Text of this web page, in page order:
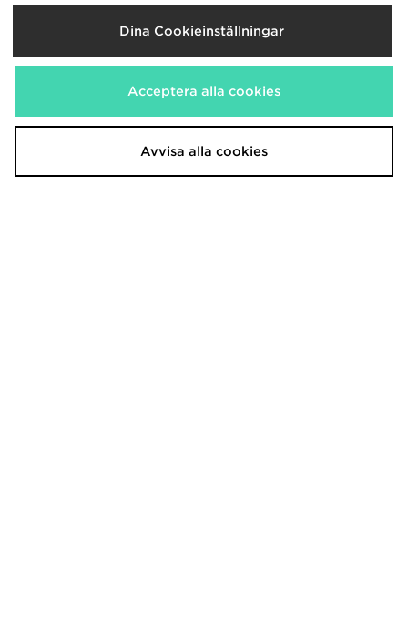
Dina Cookieinställningar
Acceptera alla cookies
Avvisa alla cookies